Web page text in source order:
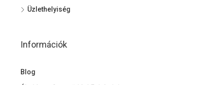
Üzlethelyiség
Információk
Blog